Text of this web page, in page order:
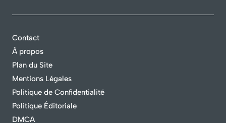
Contact
À propos
Plan du Site
Mentions Légales
Politique de Confidentialité
Politique Éditoriale
DMCA